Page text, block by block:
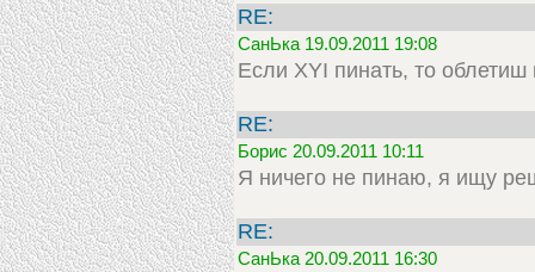
RE:
СанЬка 19.09.2011 19:08
Если XYI пинать, то
RE:
Борис 20.09.2011 10:11
Я ничего не пинаю, я ищу
RE:
СанЬка 20.09.2011 16:30